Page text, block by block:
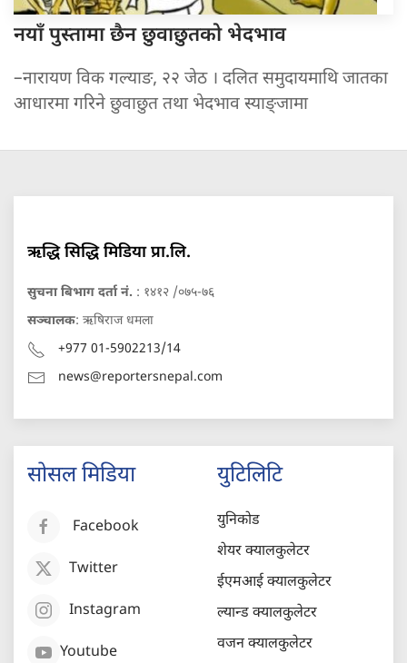
नयाँ पुस्तामाछैन छुवाछुतको भेदभाव
–नारायण विक गल्याङ, २२ जेठ । दलित समुदायमाथि जातका
आधारमा गरिने छुवाछुत तथा भेदभाव स्याङ्जामा
ऋद्धि सिद्धि मिडिया प्रा.लि.
सुचना बिभाग दर्ता नं. : १४१२ /०७५-७६
सञ्चालक: ऋषिराज धमला
+977 01-5902213/14
news@reportersnepal.com
सोसल मिडिया
Facebook
Twitter
Instagram
Youtube
युटिलिटि
युनिकोड
शेयर क्यालकुलेटर
ईएमआई क्यालकुलेटर
ल्यान्ड क्यालकुलेटर
वजन क्यालकुलेटर